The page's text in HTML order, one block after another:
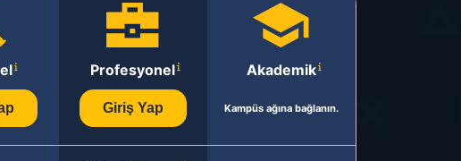
Profesyonel
Giriş Yap
Akademik
Kampüs ağına bağlanın.